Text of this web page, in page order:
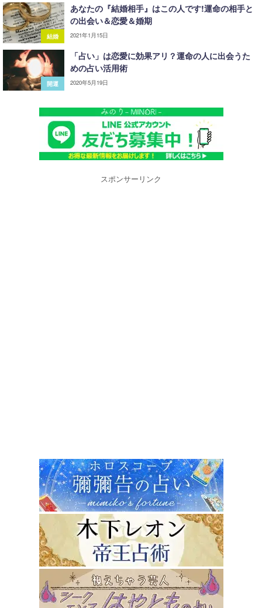
結婚
あなたの『結婚相手』はこの人です!運命の相手と
の出会い＆恋愛＆婚期
2021年1月15日
開運
「占い」は恋愛に効果アリ？運命の人に出会うた
めの占い活用術
2020年5月19日
スポンサーリンク